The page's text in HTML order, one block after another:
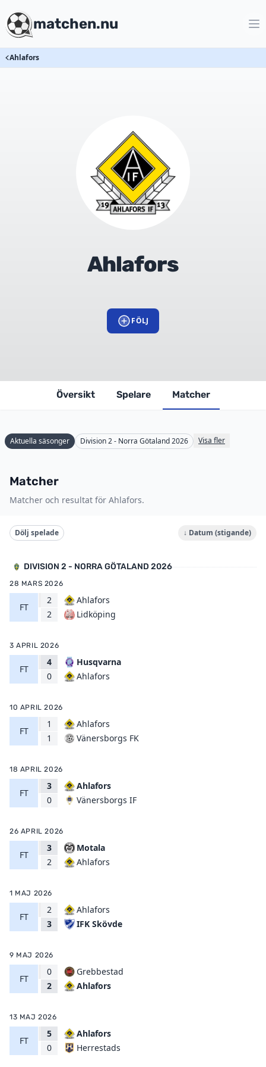
matchen.nu
Ahlafors
Ahlafors
FÖLJ
Översikt Spelare Matcher
Aktuella säsonger Division 2 - Norra Götaland 2026 Visa fler
Matcher
Matcher och resultat för Ahlafors.
Dölj spelade ↓ Datum (stigande)
DIVISION 2 - NORRA GÖTALAND 2026
28 MARS 2026
FT
2
2
Ahlafors
Lidköping
3 APRIL 2026
FT
4
0
Husqvarna
Ahlafors
10 APRIL 2026
FT
1
1
Ahlafors
Vänersborgs FK
18 APRIL 2026
FT
3
0
Ahlafors
Vänersborgs IF
26 APRIL 2026
FT
3
2
Motala
Ahlafors
1 MAJ 2026
FT
2
3
Ahlafors
IFK Skövde
9 MAJ 2026
FT
0
2
Grebbestad
Ahlafors
13 MAJ 2026
FT
5
0
Ahlafors
Herrestads